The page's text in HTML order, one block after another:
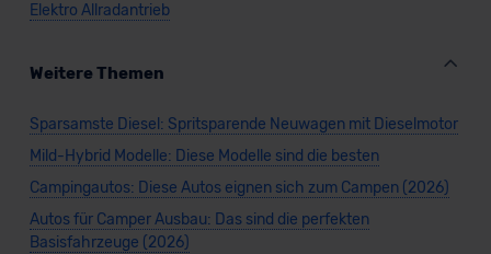
Elektro Allradantrieb
Weitere Themen
Sparsamste Diesel: Spritsparende Neuwagen mit Dieselmotor
Mild-Hybrid Modelle: Diese Modelle sind die besten
Campingautos: Diese Autos eignen sich zum Campen (2026)
Autos für Camper Ausbau: Das sind die perfekten
Basisfahrzeuge (2026)